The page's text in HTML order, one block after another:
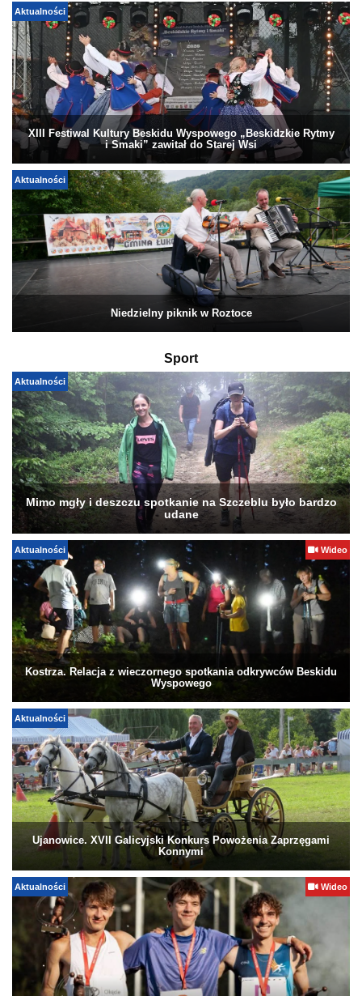
Aktualności
XIII Festiwal Kultury Beskidu Wyspowego „Beskidzkie Rytmy
i Smaki” zawitał do Starej Wsi
Aktualności
Niedzielny piknik w Roztoce
Sport
Aktualności
Mimo mgły i deszczu spotkanie na Szczeblu było bardzo
udane
Aktualności Wideo
Kostrza. Relacja z wieczornego spotkania odkrywców Beskidu
Wyspowego
Aktualności
Ujanowice. XVII Galicyjski Konkurs Powożenia Zaprzęgami
Konnymi
Aktualności Wideo